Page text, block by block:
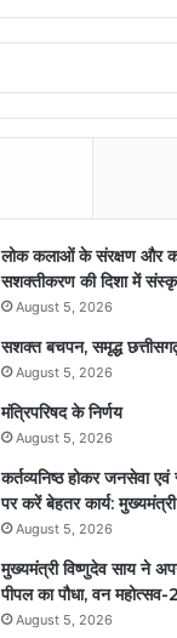
लोक कलाओं के संरक्षण और
सशक्तीकरण की दिशा में
August 5, 2026
सशक्त बचपन, समृद्ध
August 5, 2026
मंत्रिपरिषद के निर्णय
August 5, 2026
कर्तव्यनिष्ठ होकर जनसेवा
पर करें बेहतर कार्य: मुख्यमंत्री
August 5, 2026
मुख्यमंत्री विष्णुदेव साय ने
पीपल का पौधा, वन
August 5, 2026